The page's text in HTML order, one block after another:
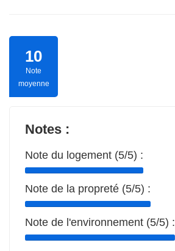
10
Note
moyenne
Notes :
Note du logement (5/5) :
Note de la propreté (5/5) :
Note de l'environnement (5/5) :